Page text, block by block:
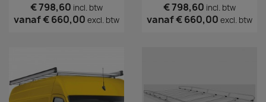
€ 798,60 incl. btw
vanaf€ 660,00 excl. btw
€ 798,60 incl. btw
vanaf€ 660,00 excl. btw